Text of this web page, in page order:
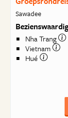
Sawadee
Nha Trang
Vietnam
Hué